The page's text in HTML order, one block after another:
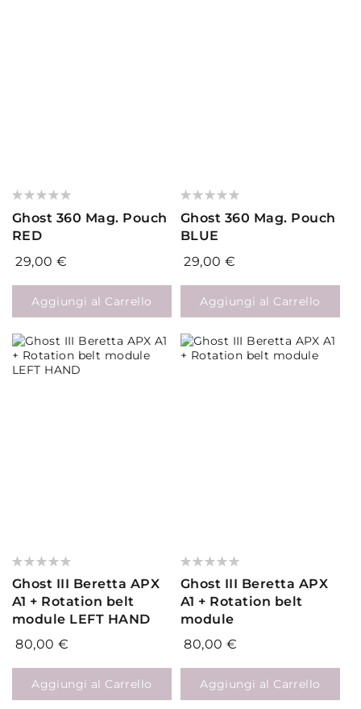
Valutazione:
Ghost 360 Mag. Pouch
RED
29,00 €
Aggiungi al Carrello
Valutazione:
Ghost 360 Mag. Pouch
BLUE
29,00 €
Aggiungi al Carrello
Valutazione:
Ghost III Beretta APX
A1 + Rotation belt
module LEFT HAND
80,00 €
Aggiungi al Carrello
Valutazione:
Ghost III Beretta APX
A1 + Rotation belt
module
80,00 €
Aggiungi al Carrello